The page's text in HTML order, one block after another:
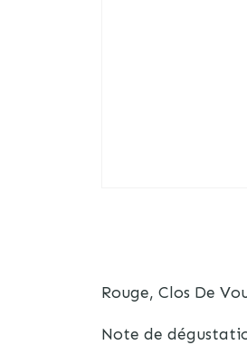
Rouge, Clos De
Note de